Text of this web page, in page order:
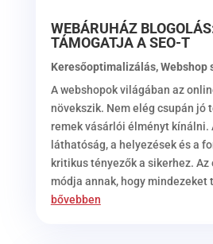
WEBÁRUHÁZ
TÁMOGATJA A SEO-T
Keresőoptimalizálás,Webshop
A webshopok világában az
növekszik. Nem elég csupán jó
remek vásárlói élményt kínálni.
láthatóság, a helyezések és a
kritikus tényezők a sikerhez.
módja annak, hogy mindezeket
bővebben